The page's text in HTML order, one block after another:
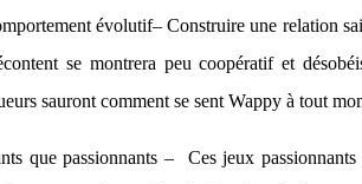
évolutif– Construire une relation
se montrera peu coopératif et
sauront comment se sent Wappy à tout
que passionnants – Ces jeux